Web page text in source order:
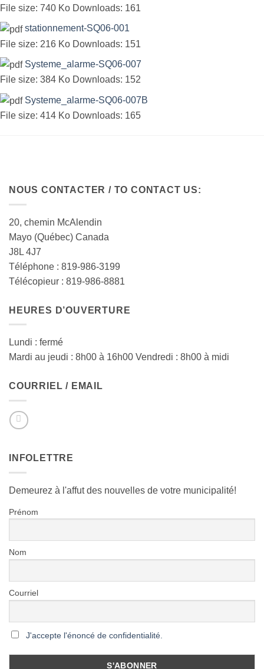
File size: 740 Ko Downloads: 161
stationnement-SQ06-001
File size: 216 Ko Downloads: 151
Systeme_alarme-SQ06-007
File size: 384 Ko Downloads: 152
Systeme_alarme-SQ06-007B
File size: 414 Ko Downloads: 165
NOUS CONTACTER / TO CONTACT US:
20, chemin McAlendin
Mayo (Québec) Canada
J8L 4J7
Téléphone : 819-986-3199
Télécopieur : 819-986-8881
HEURES D’OUVERTURE
Lundi : fermé
Mardi au jeudi : 8h00 à 16h00 Vendredi : 8h00 à midi
COURRIEL / EMAIL
INFOLETTRE
Demeurez à l'affut des nouvelles de votre municipalité!
Prénom
Nom
Courriel
J'accepte l'énoncé de confidentialité.